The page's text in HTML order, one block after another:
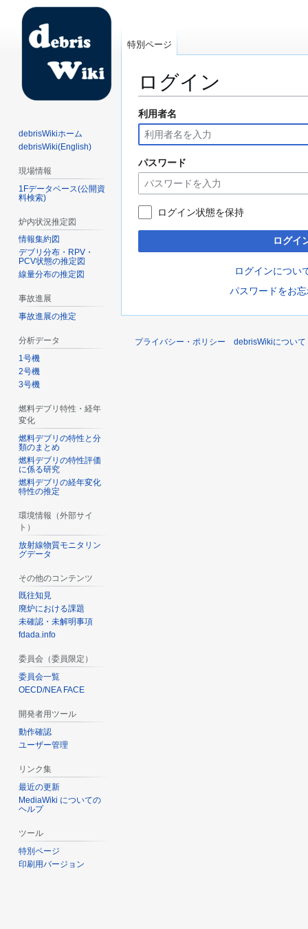
ログイン
ナ
ビ
ゲ
ー
シ
ョ
ン
に
動
検
索
に
移
動
利用者名
パスワード
ログイン状態を保持
ログイ
ログインについ
パスワードをお
特別ページ
debrisWikiホーム
debrisWiki(English)
現場情報
1Fデータベース(公開資
料検索)
炉内状況推定図
情報集約図
デブリ分布・RPV・
PCV状態の推定図
線量分布の推定図
事故進展
事故進展の推定
分析データ
1号機
2号機
3号機
燃料デブリ特性・経年
変化
燃料デブリの特性と分
類のまとめ
燃料デブリの特性評価
に係る研究
燃料デブリの経年変化
特性の推定
環境情報（外部サイ
ト）
放射線物質モニタリン
グデータ
その他のコンテンツ
既往知見
廃炉における課題
未確認・未解明事項
fdada.info
委員会（委員限定）
委員会一覧
OECD/NEA FACE
開発者用ツール
動作確認
ユーザー管理
リンク集
最近の更新
MediaWiki についての
ヘルプ
ツール
特別ページ
印刷用バージョン
プライバシー・ポリシー debrisWikiについて